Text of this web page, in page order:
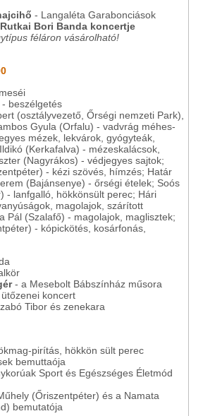
- Langaléta Garabonciások
Rutkai Bori Banda koncertje
féláron vásárolható!
- beszélgetés
(osztályvezető, Őrségi nemzeti Park),
Gyula (Orfalu) - vadvrág méhes-
mézek, lekvárok, gyógyteák,
(Kerkafalva) - mézeskalácsok,
(Nagyrákos) - védjegyes sajtok;
- kézi szövés, hímzés; Határ
(Bajánsenye) - őrségi ételek; Soós
- lanfgalló, hökkönsült perec; Hári
magolajok, szárított
Pál (Szalafő) - magolajok, maglisztek;
- kópickötés, kosárfonás,
- a Mesebolt Bábszínház műsora
koncert
Tibor és zenekara
pirítás, hökkön sült perec
bemuttaója
Sport és Egészséges Életmód
(Őriszentpéter) és a Namata
bemutatója